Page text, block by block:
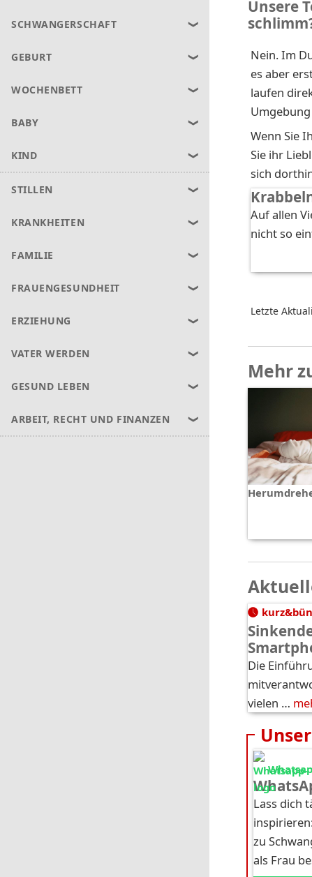
SCHWANGERSCHAFT
GEBURT
WOCHENBETT
BABY
KIND
STILLEN
KRANKHEITEN
FAMILIE
FRAUENGESUNDHEIT
ERZIEHUNG
VATER WERDEN
GESUND LEBEN
ARBEIT, RECHT UND FINANZEN
Unsere
Nein. Im
es aber
laufen
Wenn Sie
Sie ihr
sich
Auf allen
nicht so
Letzte
Mehr
Die
vielen …
Lass dich
zu
als Frau